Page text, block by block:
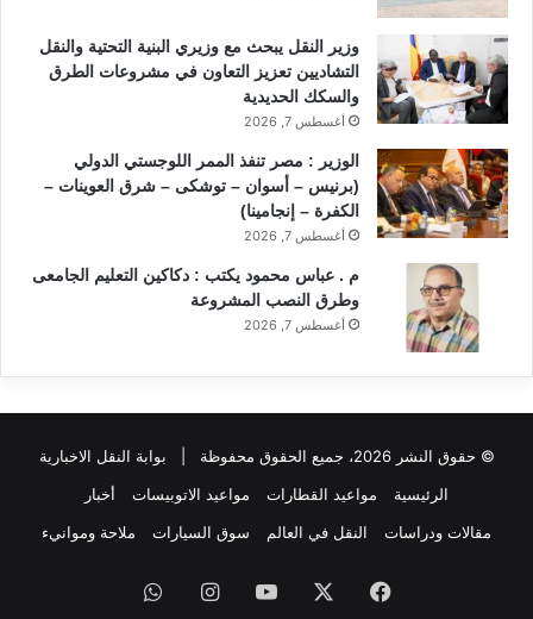
وزير النقل يبحث مع وزيري البنية التحتية والنقل
التشاديين تعزيز التعاون في مشروعات الطرق
والسكك الحديدية
أغسطس 7, 2026
الوزير : مصر تنفذ الممر اللوجستي الدولي
(برنيس – أسوان – توشكى – شرق العوينات –
الكفرة – إنجامينا)
أغسطس 7, 2026
م . عباس محمود يكتب : دكاكين التعليم الجامعى
وطرق النصب المشروعة
أغسطس 7, 2026
© حقوق النشر 2026، جميع الحقوق محفوظة |
بوابة النقل الاخبارية
الرئيسية
مواعيد القطارات مواعيد الاتوبيسات
أخبار
مقالات ودراسات
النقل في العالم سوق السيارات ملاحة وموانيء
فيسبوك ‫YouTubeانستقرام